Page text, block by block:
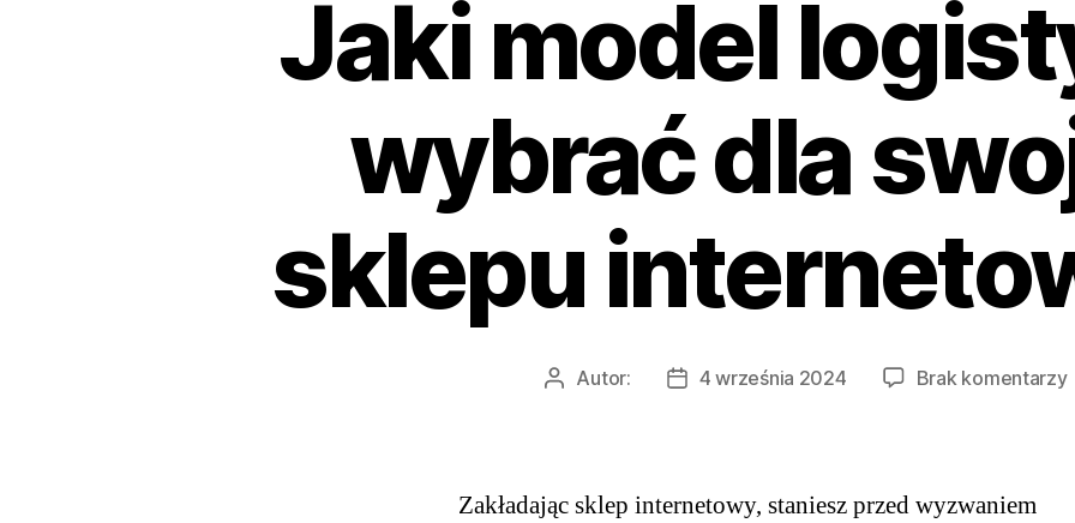
Jaki model
wybrać dla
sklepu
AutorAutor:
Data4 września 2024 Brak komentarzy
Zakładając sklep internetowy, staniesz przed wyzwaniem